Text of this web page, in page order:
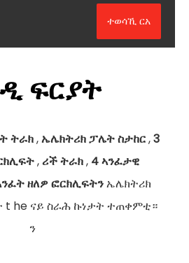
ተወሳኺ ርአ
ፍርያት
ትራክ,ኤሌክትሪክ ፓሌት ስታከር,3
,ሪች ትራክ, 4 ኣንፈታዊ
ዘለዎ ፎርክሊፍትንኤሌክትሪክ
t he ናይ ስራሕ ኩነታት ተጠቀምቲ።
ን